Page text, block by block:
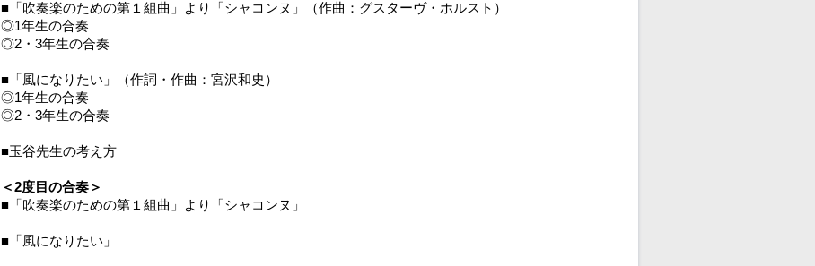
■「吹奏楽のための第１組曲」より「シャコンヌ」（作曲：グスターヴ・ホルスト）
◎1年生の合奏
◎2・3年生の合奏
■「風になりたい」（作詞・作曲：宮沢和史）
◎1年生の合奏
◎2・3年生の合奏
■玉谷先生の考え方
＜2度目の合奏＞
■「吹奏楽のための第１組曲」より「シャコンヌ」
■「風になりたい」